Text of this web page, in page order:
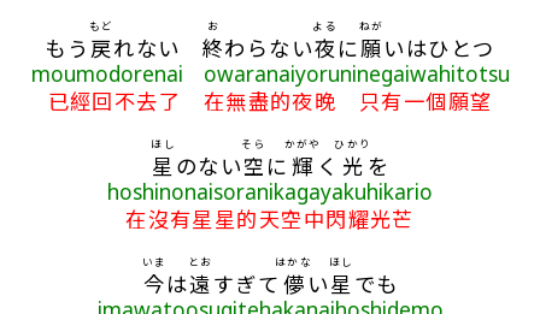
もう 戻
もど
れない 終
お
わらない夜
よる
に願
ねが
いはひとつ
moumodorenai owaranaiyoruninegaiwahitotsu
已經回不去了 在無盡的夜晚 只有一個願望
星
ほし
のない空
そら
に 輝
かがや
く 光
ひかり
を
hoshinonaisoranikagayakuhikario
在沒有星星的天空中閃耀光芒
今
いま
は遠
とお
すぎて 儚
はかな
い星
ほし
でも